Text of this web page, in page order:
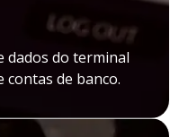
dados do terminal
contas de banco.